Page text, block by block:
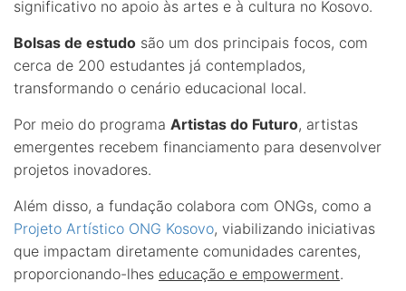
significativo no apoio às artes e à cultura no Kosovo.
Bolsas de estudo são um dos principais focos, com
cerca de 200 estudantes já contemplados,
transformando o cenário educacional local.
Por meio do programa Artistas do Futuro, artistas
emergentes recebem financiamento para desenvolver
projetos inovadores.
Além disso, a fundação colabora com ONGs, como a
Projeto Artístico ONG Kosovo, viabilizando iniciativas
que impactam diretamente comunidades carentes,
proporcionando-lhes educação e empowerment.